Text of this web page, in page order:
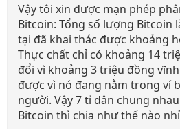
Vậy tôi xin được mạn phép
Bitcoin: Tổng số lượng Bitcoin
tại đã khai thác được khoảng
Thực chất chỉ có khoảng 14
đổi vì khoảng 3 triệu đồng
được vì nó đang nằm trong ví
người. Vậy 7 tỉ dân chung
Bitcoin thì chia như thế nào